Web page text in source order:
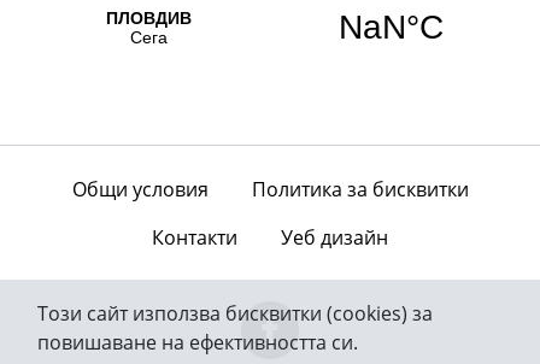
Общи условия
Политика за бисквитки
Контакти
Уеб дизайн
Този сайт използва бисквитки (cookies) за
повишаване на ефективността си.